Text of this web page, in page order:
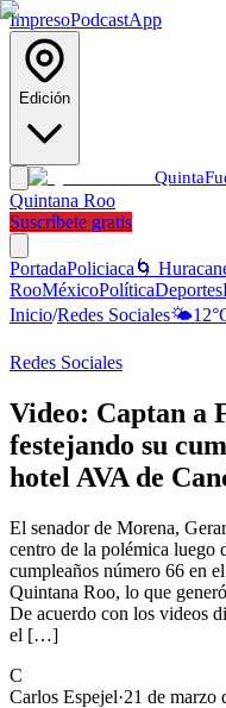
ImpresoPodcastApp
Edición
Quinta
Quintana Roo
Suscríbete gratis
PortadaPoliciaca 🌀
RooMéxicoPolíticaDeportes
Inicio/Redes Sociales🌤️12
Redes Sociales
Video: Captan a
festejando su
hotel AVA de
El senador de Morena,
centro de la polémica luego
cumpleaños número 66 en
Quintana Roo, lo que
De acuerdo con los videos
el […]
C
Carlos Espejel·21 de marzo